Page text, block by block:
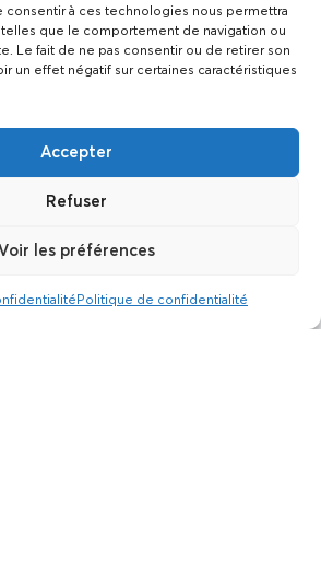
consentir à ces technologies nous permettra
que le comportement de navigation ou
Le fait de ne pas consentir ou de retirer son
un effet négatif sur certaines caractéristiques
Accepter
Refuser
les préférences
Politique de confidentialité